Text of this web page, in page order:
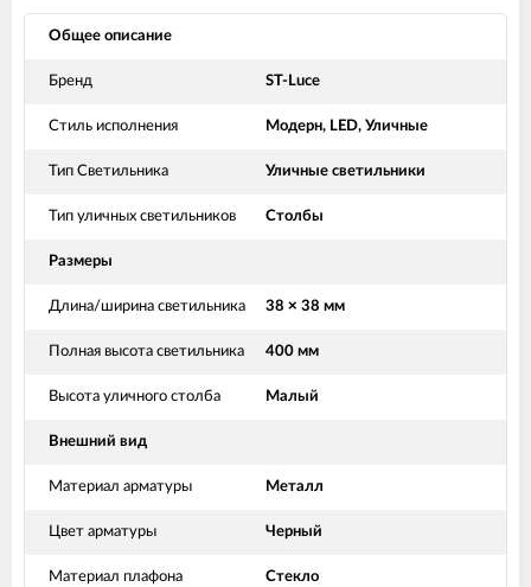
Общее описание
Бренд ST-Luce
Стиль исполнения Модерн, LED, Уличные
Тип Светильника Уличные светильники
Тип уличных светильников Столбы
Размеры
Длина/ширина светильника 38 × 38 мм
Полная высота светильника 400 мм
Высота уличного столба Малый
Внешний вид
Материал арматуры Металл
Цвет арматуры Черный
Материал плафона Стекло